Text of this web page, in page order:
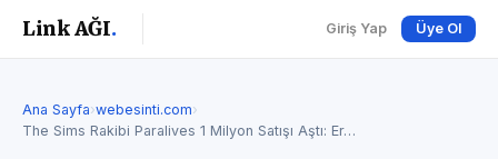
Link AĞI. Giriş Yap Üye Ol
Ana Sayfa›webesinti.com›
The Sims Rakibi Paralives 1 Milyon Satışı Aştı: Er…